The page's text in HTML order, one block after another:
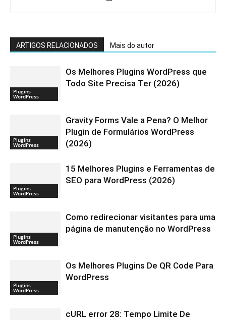
ARTIGOS RELACIONADOS Mais do autor
Plugins
WordPress
Os Melhores Plugins WordPress que
Todo Site Precisa Ter (2026)
Plugins
WordPress
Gravity Forms Vale a Pena? O Melhor
Plugin de Formulários WordPress
(2026)
Plugins
WordPress
15 Melhores Plugins e Ferramentas de
SEO para WordPress (2026)
Plugins
WordPress
Como redirecionar visitantes para uma
página de manutenção no WordPress
Plugins
WordPress
Os Melhores Plugins De QR Code Para
WordPress
cURL error 28: Tempo Limite De